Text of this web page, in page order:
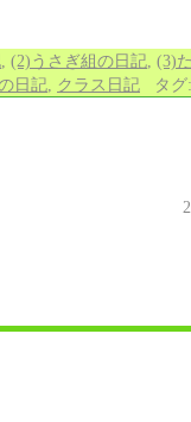
(2)うさぎ組の日記 (3)
日記
クラス日記 タ